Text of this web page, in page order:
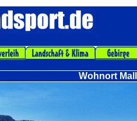
Wohnort